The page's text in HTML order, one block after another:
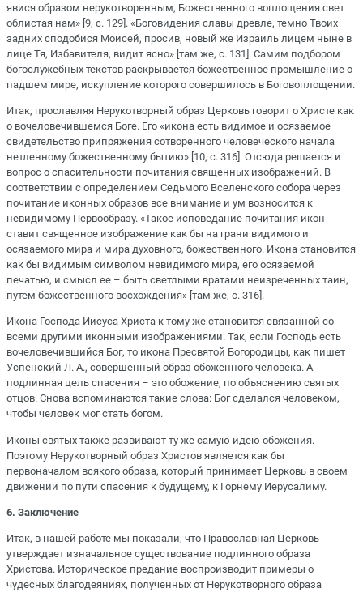
явися образом нерукотворенным, Божественного воплощения свет
облистая нам» [9, с. 129]. «Боговидения славы древле, темно Твоих
задних сподобися Моисей, просив, новый же Израиль лицем ныне в
лице Тя, Избавителя, видит ясно» [там же, с. 131]. Самим подбором
богослужебных текстов раскрывается божественное промышление о
падшем мире, искупление которого совершилось в Боговоплощении.
Итак, прославляя Нерукотворный образ Церковь говорит о Христе как
о вочеловечившемся Боге. Его «икона есть видимое и осязаемое
свидетельство припряжения сотворенного человеческого начала
нетленному божественному бытию» [10, с. 316]. Отсюда решается и
вопрос о спасительности почитания священных изображений. В
соответствии с определением Седьмого Вселенского собора через
почитание иконных образов все внимание и ум возносится к
невидимому Первообразу. «Такое исповедание почитания икон
ставит священное изображение как бы на грани видимого и
осязаемого мира и мира духовного, божественного. Икона становится
как бы видимым символом невидимого мира, его осязаемой
печатью, и смысл ее – быть светлыми вратами неизреченных таин,
путем божественного восхождения» [там же, с. 316].
Икона Господа Иисуса Христа к тому же становится связанной со
всеми другими иконными изображениями. Так, если Господь есть
вочеловечившийся Бог, то икона Пресвятой Богородицы, как пишет
Успенский Л. А., совершенный образ обоженного человека. А
подлинная цель спасения – это обожение, по объяснению святых
отцов. Снова вспоминаются такие слова: Бог сделался человеком,
чтобы человек мог стать богом.
Иконы святых также развивают ту же самую идею обожения.
Поэтому Нерукотворный образ Христов является как бы
первоначалом всякого образа, который принимает Церковь в своем
движении по пути спасения к будущему, к Горнему Иерусалиму.
6. Заключение
Итак, в нашей работе мы показали, что Православная Церковь
утверждает изначальное существование подлинного образа
Христова. Историческое предание воспроизводит примеры о
чудесных благодеяниях, полученных от Нерукотворного образа